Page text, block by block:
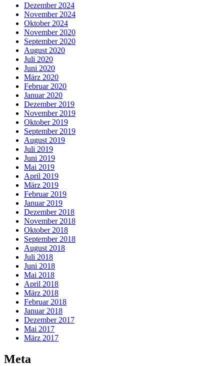
Dezember 2024
November 2024
Oktober 2024
November 2020
September 2020
August 2020
Juli 2020
Juni 2020
März 2020
Februar 2020
Januar 2020
Dezember 2019
November 2019
Oktober 2019
September 2019
August 2019
Juli 2019
Juni 2019
Mai 2019
April 2019
März 2019
Februar 2019
Januar 2019
Dezember 2018
November 2018
Oktober 2018
September 2018
August 2018
Juli 2018
Juni 2018
Mai 2018
April 2018
März 2018
Februar 2018
Januar 2018
Dezember 2017
Mai 2017
März 2017
Meta